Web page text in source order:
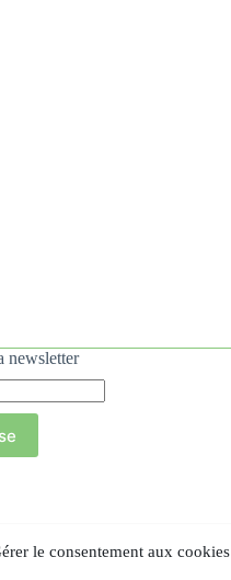
le consentement aux cookies
newsletter